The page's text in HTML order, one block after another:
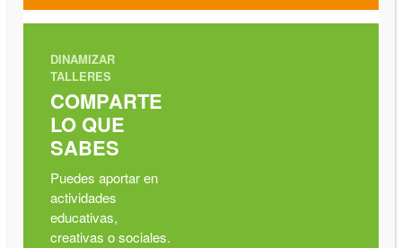
DINAMIZAR
TALLERES
COMPARTE
LO QUE
SABES
Puedes aportar en
actividades
educativas,
creativas o sociales.